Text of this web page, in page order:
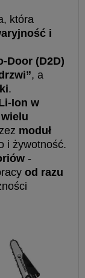
która
i
Door (D2D)
, a
.
Ion w
moduł
i żywotność.
-
od razu